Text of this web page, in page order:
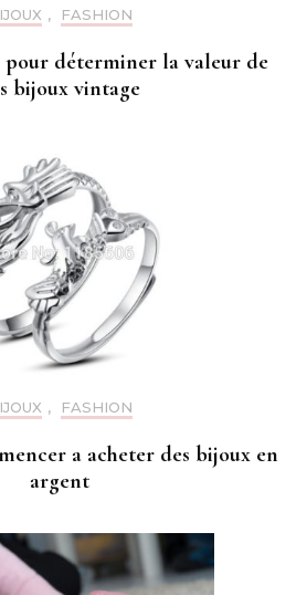
, FASHION
pour déterminer la valeur de
bijoux vintage
, FASHION
a acheter des bijoux en
argent